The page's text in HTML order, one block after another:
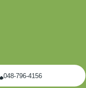
048-796-4156